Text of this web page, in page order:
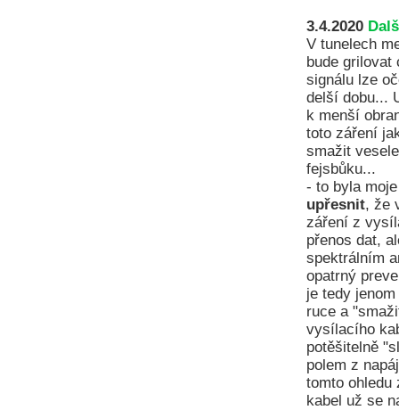
3.4.2020
V tunelech
bude grilovat
signálu lze
delší dobu...
k menší
toto záření
smažit
fejsbůku...
- to byla
upřesnit, že
záření z
přenos dat,
spektrálním
opatrný
je tedy
ruce a
vysílacího
potěšitelně
polem z
tomto
kabel už se